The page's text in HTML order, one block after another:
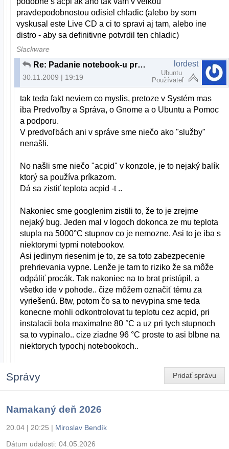
pravdepodobnostou odisiel chladic (alebo by som
vyskusal este Live CD a ci to spravi aj tam, alebo ine
distro - aby sa definitivne potvrdil ten chladic)
Slackware
Re: Padanie notebook-u pri inštaláciach?
30.11.2009 | 19:19
lordest
Ubuntu
Používateľ
tak teda fakt neviem co myslis, pretoze v Systém mas
iba Predvoľby a Správa, o Gnome a o Ubuntu a Pomoc
a podporu.
V predvoľbách ani v správe sme niečo ako "služby"
nenašli.
No našli sme niečo "acpid" v konzole, je to nejaký balík
ktorý sa používa príkazom.
Dá sa zistiť teplota acpid -t ..
Nakoniec sme googlenim zistili to, že to je zrejme
nejaký bug. Jeden mal v logoch dokonca ze mu teplota
stupla na 5000°C stupnov co je nemozne. Asi to je iba s
niektorymi typmi notebookov.
Asi jedinym riesenim je to, ze sa toto zabezpecenie
prehrievania vypne. Lenže je tam to riziko že sa môže
odpáliť procák. Tak nakoniec na to brat pristúpil, a
všetko ide v pohode.. čize môžem označiť tému za
vyriešenú. Btw, potom čo sa to nevypina sme teda
konecne mohli odkontrolovat tu teplotu cez acpid, pri
instalacii bola maximalne 80 °C a uz pri tych stupnoch
sa to vypinalo.. cize ziadne 96 °C proste to asi blbne na
niektorych typochj notebookoch..
Pridať správu
Správy
Namakaný deň 2026
20.04 | 20:25 | Miroslav Bendík
Dátum udalosti: 04.05.2026